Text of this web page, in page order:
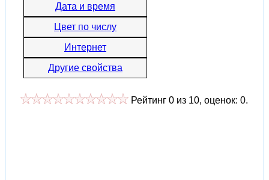
Дата и время
Цвет по числу
Интернет
Другие свойства
Рейтинг 0 из 10, оценок: 0.